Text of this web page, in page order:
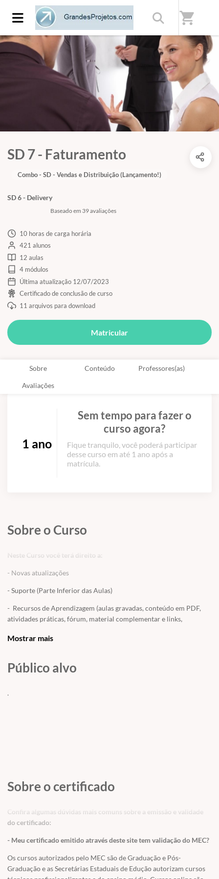
shopping_cart
SD 7 - Faturamento
SD 6 - Delivery
Baseado em 39 avaliações
Combo - SD - Vendas e Distribuição (Lançamento!)
10 horas de carga horária
421 alunos
12 aulas
4 módulos
Última atualização 12/07/2023
Certificado de conclusão de curso
11 arquivos para download
Matricular
Sobre Conteúdo Professores(as)
Avaliações
1 ano
Sem tempo para fazer o
curso agora?
Fique tranquilo, você poderá participar
desse curso em até 1 ano após a
matrícula.
Sobre o Curso
Neste Curso você terá direito a:
- Novas atualizações
- Suporte (Parte Inferior das Aulas)
- Recursos de Aprendizagem (aulas gravadas, conteúdo em PDF,
atividades práticas, fórum, material complementar e links,
acesso fornecido para realizar a prática das transações ou
Mostrar mais
Público alvo
.
Sobre o certificado
Confira algumas dúvidas mais comuns sobre a emissão e validade
do certificado:
- Meu certificado emitido através deste site tem validação do MEC?
Os cursos autorizados pelo MEC são de Graduação e Pós-
Graduação e as Secretárias Estaduais de Edução autorizam cursos